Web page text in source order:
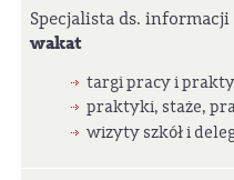
Specjalista ds.
wakat
targi pracy i
praktyki, staże,
wizyty szkół i